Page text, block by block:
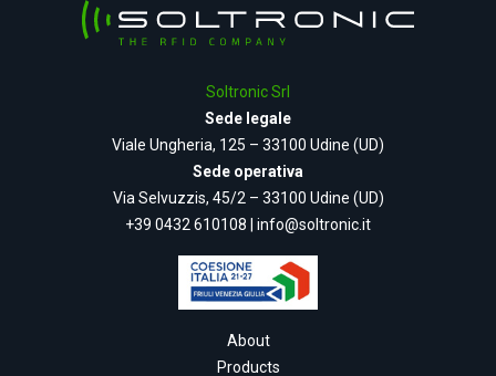
Soltronic Srl
Sede legale
Viale Ungheria, 125 – 33100 Udine (UD)
Sede operativa
Via Selvuzzis, 45/2 – 33100 Udine (UD)
+39 0432 610108
info@soltronic.it
About
Products